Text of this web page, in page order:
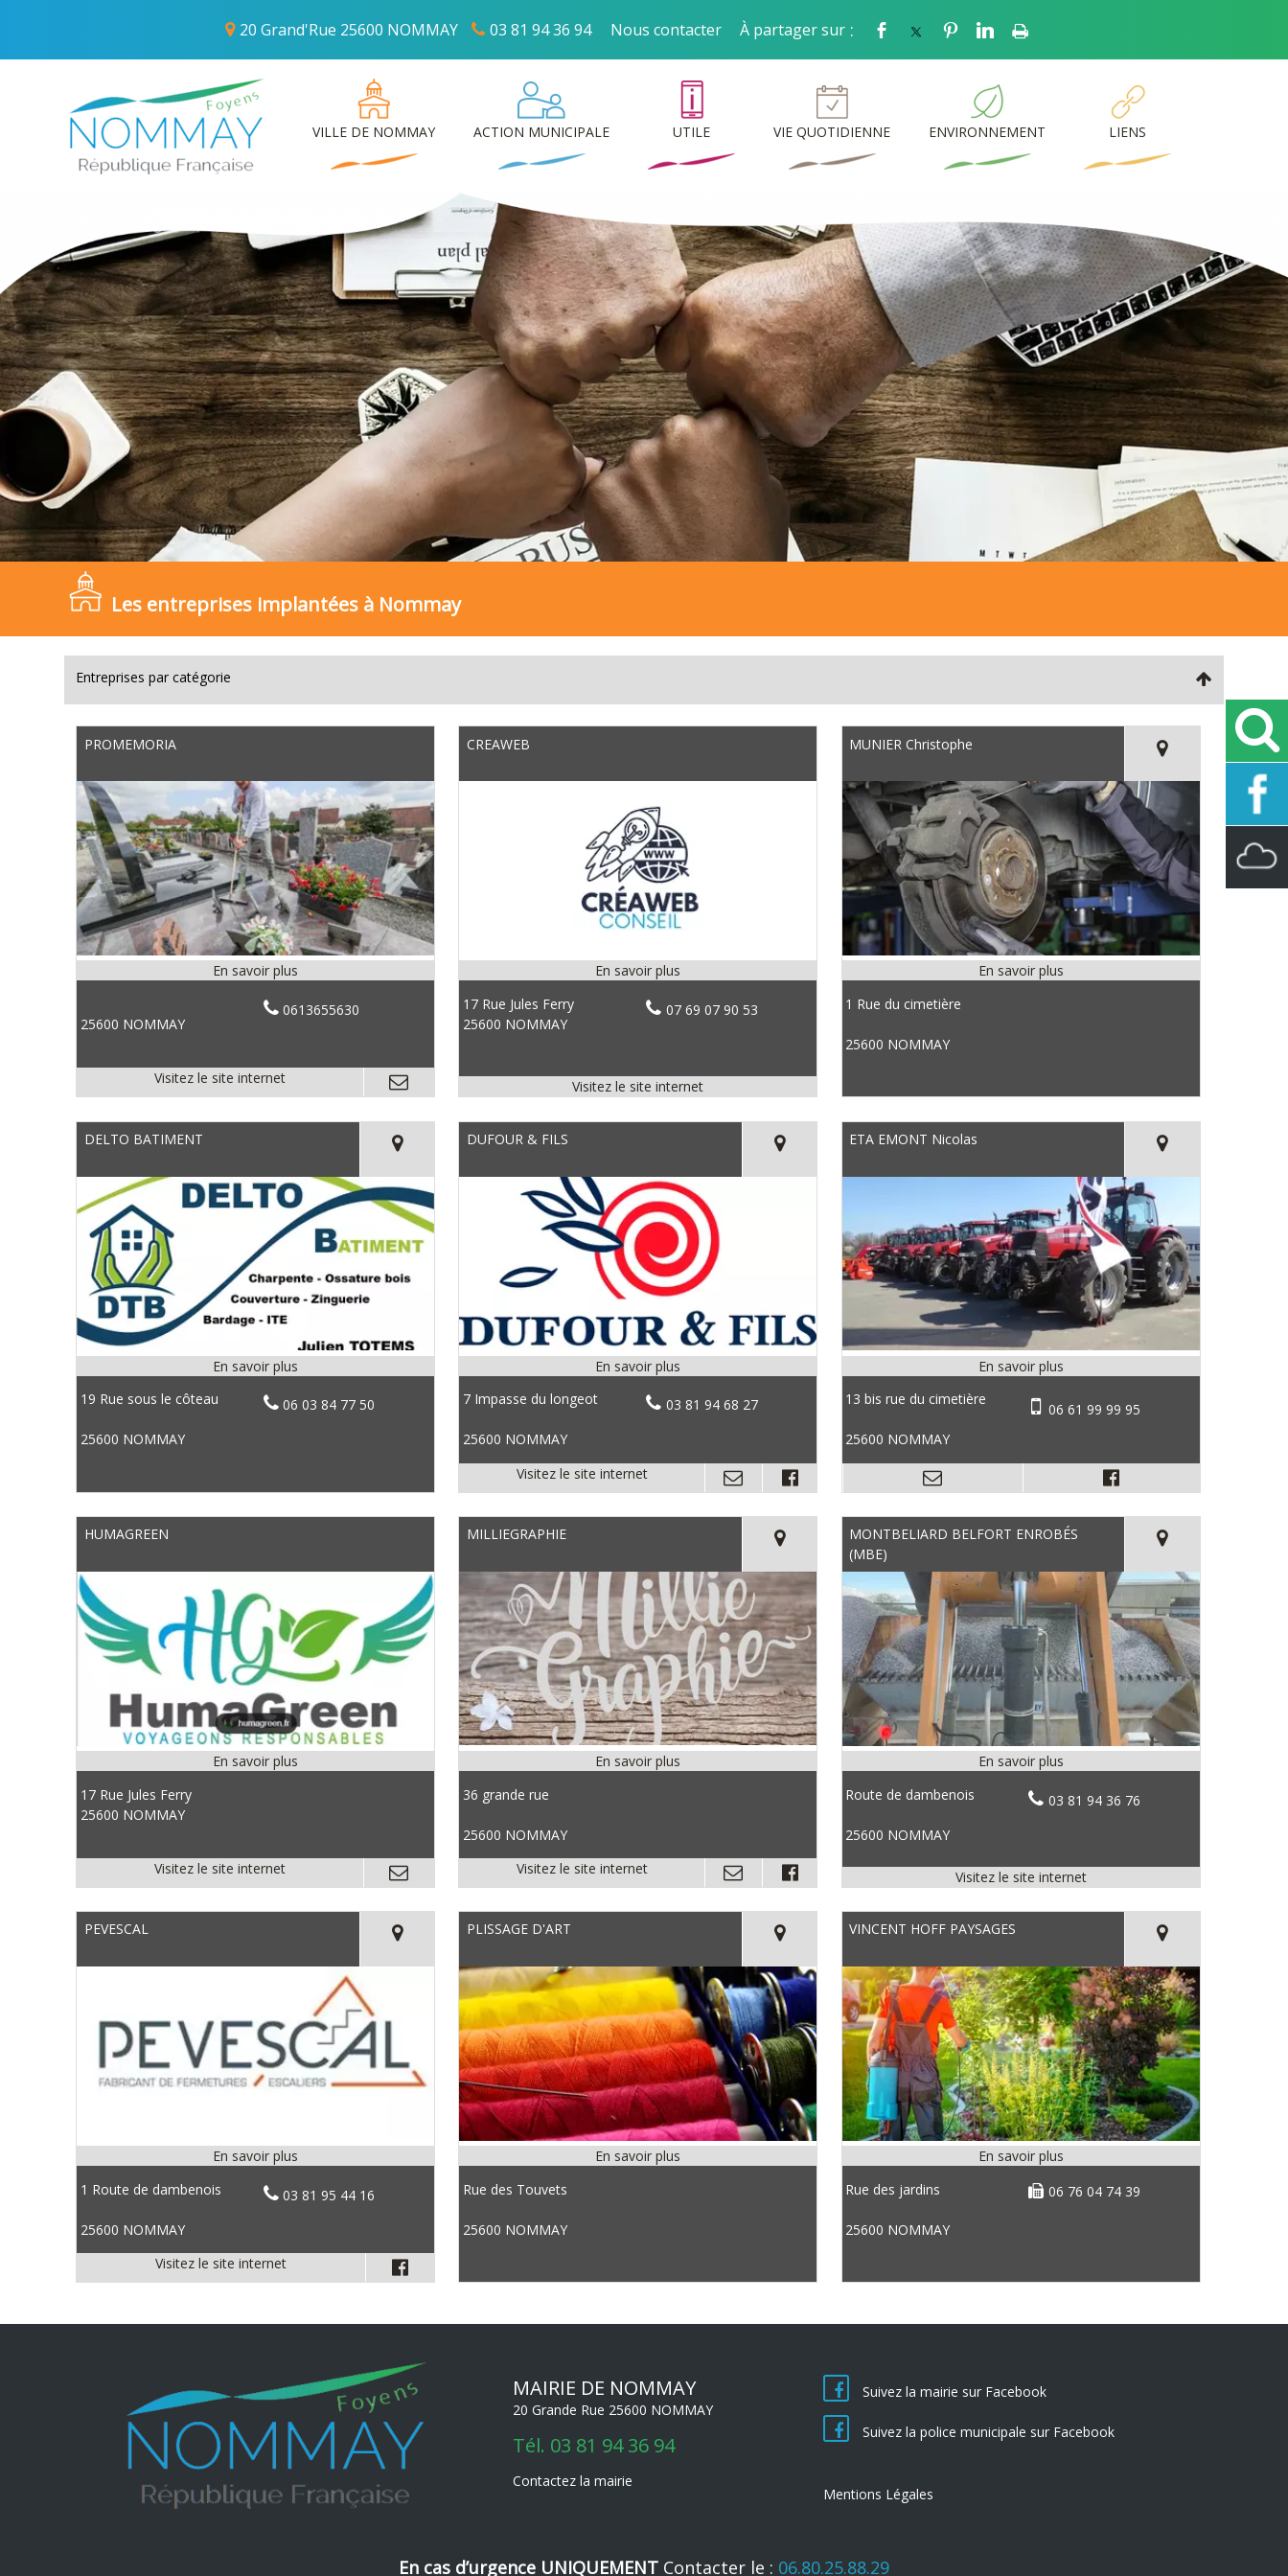
20 Grand'Rue 25600 NOMMAY 03 81 94 36 94 Nous contacter À partager sur :
VILLE DE NOMMAY ACTION MUNICIPALE UTILE VIE QUOTIDIENNE ENVIRONNEMENT LIENS
Les entreprises implantées à Nommay
Entreprises par catégorie
PROMEMORIA
25600 NOMMAY
0613655630
CREAWEB
17 Rue Jules Ferry
25600 NOMMAY
07 69 07 90 53
MUNIER Christophe
1 Rue du cimetière
25600 NOMMAY
DELTO BATIMENT
19 Rue sous le côteau
25600 NOMMAY
06 03 84 77 50
DUFOUR & FILS
7 Impasse du longeot
25600 NOMMAY
03 81 94 68 27
ETA EMONT Nicolas
13 bis rue du cimetière
25600 NOMMAY
06 61 99 99 95
HUMAGREEN
17 Rue Jules Ferry
25600 NOMMAY
MILLIEGRAPHIE
36 grande rue
25600 NOMMAY
MONTBELIARD BELFORT ENROBÉS
(MBE)
Route de dambenois
25600 NOMMAY
03 81 94 36 76
PEVESCAL
1 Route de dambenois
25600 NOMMAY
03 81 95 44 16
PLISSAGE D'ART
Rue des Touvets
25600 NOMMAY
VINCENT HOFF PAYSAGES
Rue des jardins
25600 NOMMAY
06 76 04 74 39
MAIRIE DE NOMMAY
20 Grande Rue 25600 NOMMAY
Tél. 03 81 94 36 94
Contactez la mairie
Suivez la mairie sur Facebook
Suivez la police municipale sur Facebook
Mentions Légales
En cas d’urgence UNIQUEMENT Contacter le : 06.80.25.88.29